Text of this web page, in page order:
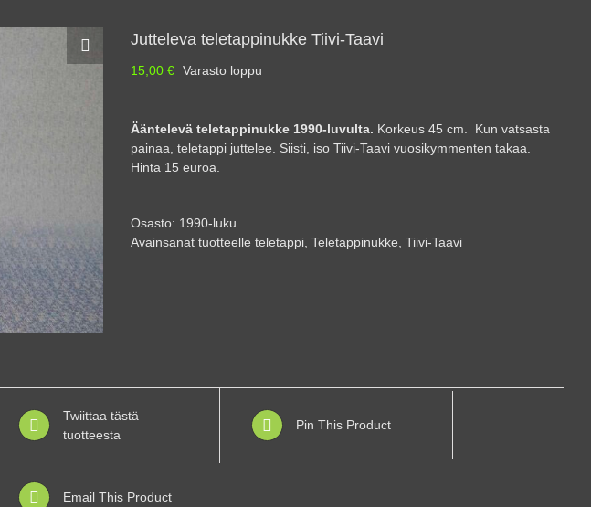
Jutteleva teletappinukke Tiivi-Taavi
15,00 € Varasto loppu
Ääntelevä teletappinukke 1990-luvulta. Korkeus 45 cm. Kun vatsasta
painaa, teletappi juttelee. Siisti, iso Tiivi-Taavi vuosikymmenten takaa.
Hinta 15 euroa.
Osasto: 1990-luku
Avainsanat tuotteelle teletappi Teletappinukke Tiivi-Taavi
Twiittaa tästä
tuotteesta
Pin This Product
Email This Product